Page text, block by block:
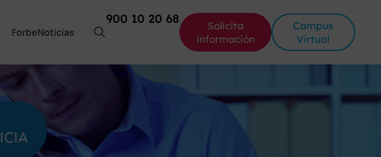
ForbeNoticias
900 10 20 68
Solicita
información
Campus
Virtual